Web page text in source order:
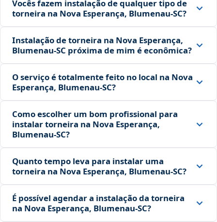
Vocês fazem instalação de qualquer tipo de
torneira na Nova Esperança, Blumenau‑SC?
Instalação de torneira na Nova Esperança,
Blumenau‑SC próxima de mim é econômica?
O serviço é totalmente feito no local na Nova
Esperança, Blumenau‑SC?
Como escolher um bom profissional para
instalar torneira na Nova Esperança,
Blumenau‑SC?
Quanto tempo leva para instalar uma
torneira na Nova Esperança, Blumenau‑SC?
É possível agendar a instalação da torneira
na Nova Esperança, Blumenau‑SC?